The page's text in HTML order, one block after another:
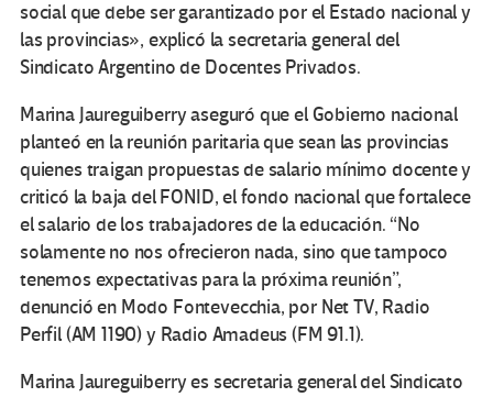
social que debe ser garantizado por el Estado nacional y
las provincias», explicó la secretaria general del
Sindicato Argentino de Docentes Privados.
Marina Jaureguiberry aseguró que el Gobierno nacional
planteó en la reunión paritaria que sean las provincias
quienes traigan propuestas de salario mínimo docente y
criticó la baja del FONID, el fondo nacional que fortalece
el salario de los trabajadores de la educación. “No
solamente no nos ofrecieron nada, sino que tampoco
tenemos expectativas para la próxima reunión”,
denunció en Modo Fontevecchia, por Net TV, Radio
Perfil (AM 1190) y Radio Amadeus (FM 91.1).
Marina Jaureguiberry es secretaria general del Sindicato